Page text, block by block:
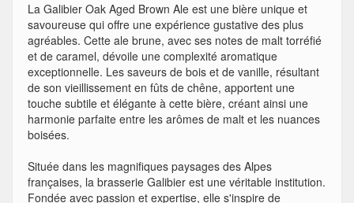
La Galibier Oak Aged Brown Ale est une bière unique et
savoureuse qui offre une expérience gustative des plus
agréables. Cette ale brune, avec ses notes de malt torréfié
et de caramel, dévoile une complexité aromatique
exceptionnelle. Les saveurs de bois et de vanille, résultant
de son vieillissement en fûts de chêne, apportent une
touche subtile et élégante à cette bière, créant ainsi une
harmonie parfaite entre les arômes de malt et les nuances
boisées.
Située dans les magnifiques paysages des Alpes
françaises, la brasserie Galibier est une véritable institution.
Fondée avec passion et expertise, elle s'inspire de